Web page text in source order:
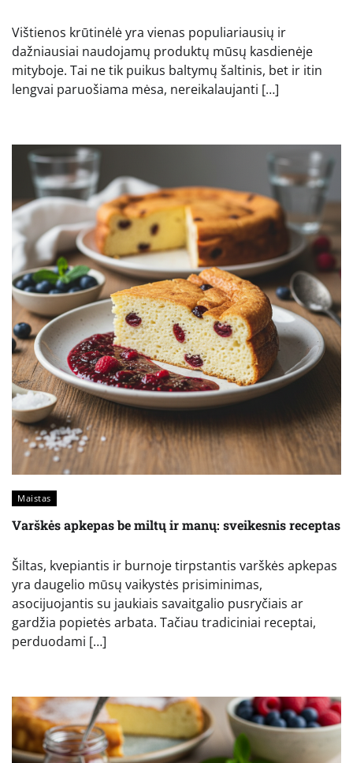
Vištienos krūtinėlė yra vienas populiariausių ir
dažniausiai naudojamų produktų mūsų kasdienėje
mityboje. Tai ne tik puikus baltymų šaltinis, bet ir itin
lengvai paruošiama mėsa, nereikalaujanti […]
Maistas
Varškės apkepas be miltų ir manų: sveikesnis receptas
Šiltas, kvepiantis ir burnoje tirpstantis varškės apkepas
yra daugelio mūsų vaikystės prisiminimas,
asocijuojantis su jaukiais savaitgalio pusryčiais ar
gardžia popietės arbata. Tačiau tradiciniai receptai,
perduodami […]